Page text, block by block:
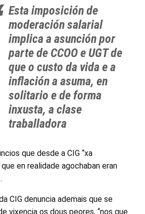
Esta imposición de
moderación salarial
implica a asunción por
parte de CCOO e UGT de
que o custo da vida e a
inflación a asuma, en
solitario e de forma
inxusta, a clase
traballadora
que desde a CIG “xa
en realidade agochaban eran
CIG denuncia ademais que se
vixencia os dous peores, “nos que